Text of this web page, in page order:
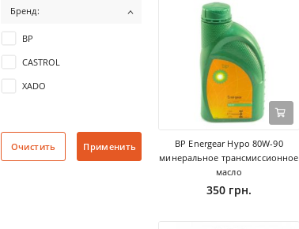
Бренд:
BP
CASTROL
XADO
Очистить Применить
BP Energear Hypo 80W-90
минеральное трансмиссионное
масло
350 грн.